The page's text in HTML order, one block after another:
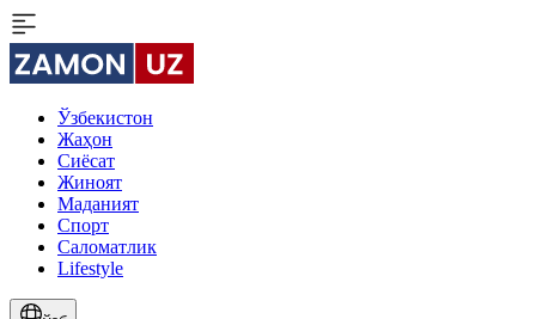
Ўзбекистон
Жаҳон
Сиёсат
Жиноят
Маданият
Спорт
Cаломатлик
Lifestyle